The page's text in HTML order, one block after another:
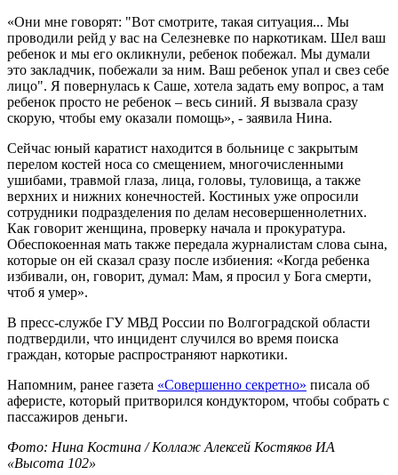
«Они мне говорят: "Вот смотрите, такая ситуация... Мы
проводили рейд у вас на Селезневке по наркотикам. Шел ваш
ребенок и мы его окликнули, ребенок побежал. Мы думали
это закладчик, побежали за ним. Ваш ребенок упал и свез себе
лицо". Я повернулась к Саше, хотела задать ему вопрос, а там
ребенок просто не ребенок – весь синий. Я вызвала сразу
скорую, чтобы ему оказали помощь», - заявила Нина.
Сейчас юный каратист находится в больнице с закрытым
перелом костей носа со смещением, многочисленными
ушибами, травмой глаза, лица, головы, туловища, а также
верхних и нижних конечностей. Костиных уже опросили
сотрудники подразделения по делам несовершеннолетних.
Как говорит женщина, проверку начала и прокуратура.
Обеспокоенная мать также передала журналистам слова сына,
которые он ей сказал сразу после избиения: «Когда ребенка
избивали, он, говорит, думал: Мам, я просил у Бога смерти,
чтоб я умер».
В пресс-службе ГУ МВД России по Волгоградской области
подтвердили, что инцидент случился во время поиска
граждан, которые распространяют наркотики.
Напомним, ранее газета «Совершенно секретно» писала об
аферисте, который притворился кондуктором, чтобы собрать с
пассажиров деньги.
Фото: Нина Костина / Коллаж Алексей Костяков ИА
«Высота 102»